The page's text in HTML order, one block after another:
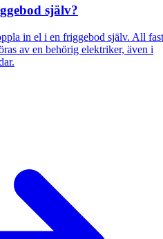
själv?
in el i en friggebod själv. All fast
av en behörig elektriker, även i